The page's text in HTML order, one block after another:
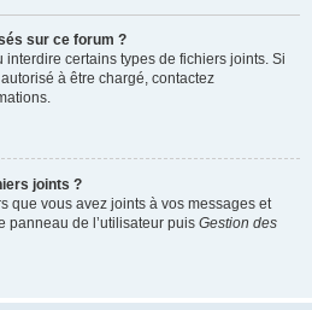
sur ce forum ?
interdire certains types de fichiers joints. Si
à être chargé, contactez
joints ?
que vous avez joints à vos messages et
panneau de l’utilisateur puis Gestion des